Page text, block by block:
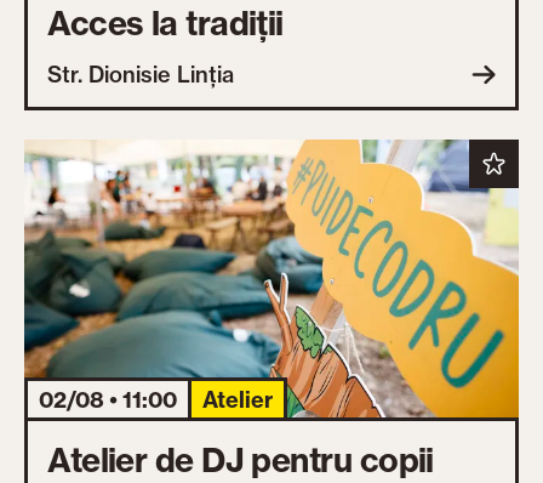
Acces la tradiții
Str. Dionisie Linția
02/08 • 11:00 Atelier
Atelier de DJ pentru copii